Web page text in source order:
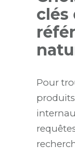
clés
Pour